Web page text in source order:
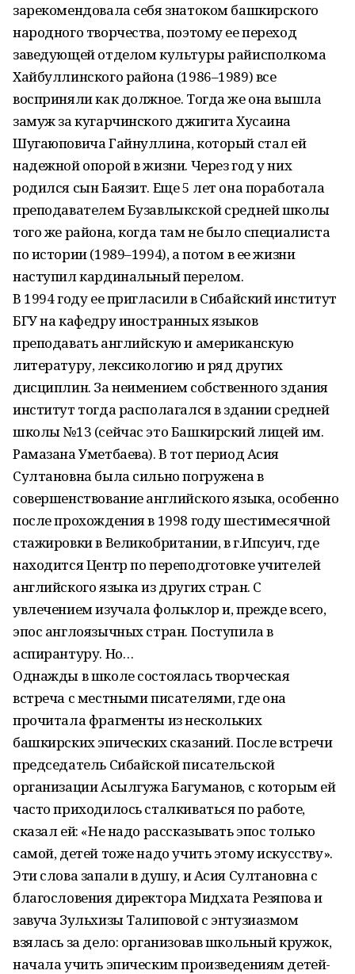
зарекомендовала себя знатоком башкирского
народного творчества, поэтому ее переход
заведующей отделом культуры райис­полкома
Хайбуллинского района (1986–1989) все
восприняли как должное. Тогда же она вышла
замуж за кугарчинского джигита Хусаина
Шугаюповича Гайнуллина, который стал ей
надежной опорой в жизни. Через год у них
родился сын Баязит. Еще 5 лет она поработала
преподавателем Бузавлыкской средней школы
того же района, когда там не было специалиста
по истории (1989–1994), а потом в ее жизни
наступил кардинальный перелом.
В 1994 году ее пригласили в Сибайский институт
БГУ на кафедру иностранных языков
преподавать английскую и американскую
литературу, лексикологию и ряд других
дисциплин. За неимением собственного здания
институт тогда располагался в здании средней
школы №13 (сейчас это Башкирский лицей им.
Рамазана Уметбаева). В тот период Асия
Султановна была сильно погружена в
совершенствование английского языка, особенно
после прохождения в 1998 году шестимесячной
стажировки в Великобритании, в г.Ипсуич, где
находится Центр по переподготовке учителей
английского языка из других стран. С
увлечением изучала фольклор и, прежде всего,
эпос англоязычных стран. Поступила в
аспирантуру. Но…
Однажды в школе состоялась творческая
встреча с местными писателями, где она
прочитала фрагменты из нескольких
башкирских эпических сказаний. После встречи
председатель Сибайской писательской
организации Асылгужа Багуманов, с которым ей
часто приходилось сталкиваться по работе,
сказал ей: «Не надо рассказывать эпос только
самой, детей тоже надо учить этому искусству».
Эти слова запали в душу, и Асия Султановна с
благословения директора Мидхата Резяпова и
завуча Зульхизы Талиповой с энтузиазмом
взялась за дело: организовав школьный кружок,
начала учить эпическим произведениям детей-